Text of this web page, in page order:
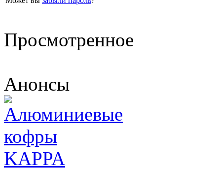
Просмотренное
Анонсы